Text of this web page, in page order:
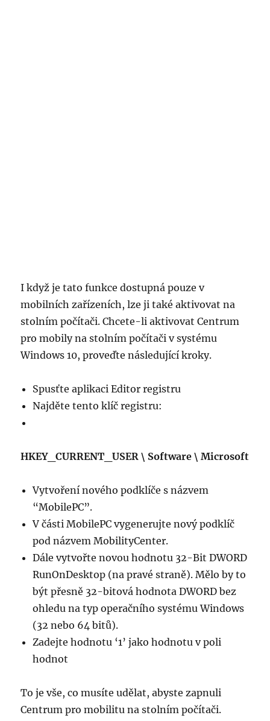
I když je tato funkce dostupná pouze v
mobilních zařízeních, lze ji také aktivovat na
stolním počítači. Chcete-li aktivovat Centrum
pro mobily na stolním počítači v systému
Windows 10, proveďte následující kroky.
Spusťte aplikaci Editor registru
Najděte tento klíč registru:
HKEY_CURRENT_USER \ Software \ Microsoft
Vytvoření nového podklíče s názvem
“MobilePC”.
V části MobilePC vygenerujte nový podklíč
pod názvem MobilityCenter.
Dále vytvořte novou hodnotu 32-Bit DWORD
RunOnDesktop (na pravé straně). Mělo by to
být přesně 32-bitová hodnota DWORD bez
ohledu na typ operačního systému Windows
(32 nebo 64 bitů).
Zadejte hodnotu ‘1’ jako hodnotu v poli
hodnot
To je vše, co musíte udělat, abyste zapnuli
Centrum pro mobilitu na stolním počítači.